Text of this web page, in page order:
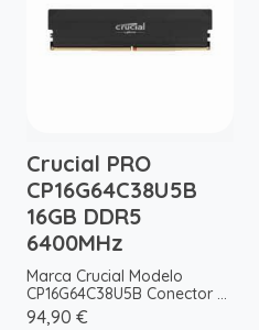
Crucial PRO
CP16G64C38U5B
16GB DDR5
6400MHz
Marca Crucial Modelo
CP16G64C38U5B Conector ...
94,90 €